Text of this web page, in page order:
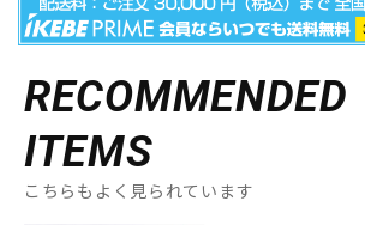
RECOMMENDED
ITEMS
こちらもよく見られています